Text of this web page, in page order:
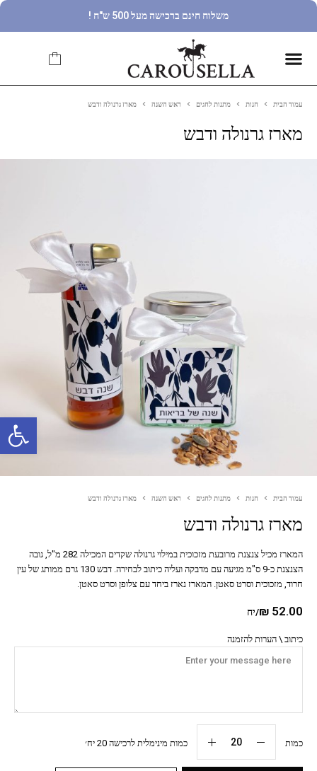
פתח סרגל נגישות
משלוח חינם ברכישה מעל 500 ש"ח !
עמוד הבית חנות מתנות לחגים ראש השנה מארז גרנולה ודבש
מארז גרנולה ודבש
עמוד הבית חנות מתנות לחגים ראש השנה מארז גרנולה ודבש
מארז גרנולה ודבש
₪ 52.00 /יח
כיתוב \ הערות להזמנה
כמות כמות מינימלית לרכישה 20 יח׳
המארז מכיל צנצנת מרובעת מזכוכית במילוי גרנולה שקדים המכילה 282 מ"ל, גובה
הצנצנת כ-9 ס"מ מגיעה עם מדבקה ועליה כיתוב לבחירה. דבש 130 גרם ממותג של עין
חרוד, מזכוכית וסרט סאטן. המארז נארז ביחד עם צלופן וסרט סאטן.